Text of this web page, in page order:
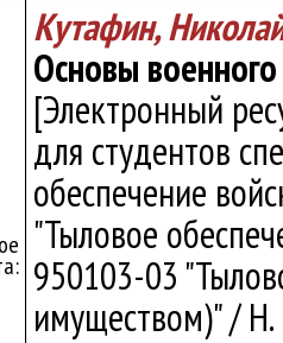
Кутафин,
Основы
[Электронный
для студентов
обеспечение
"Тыловое
950103-03
имуществом)" / Н.